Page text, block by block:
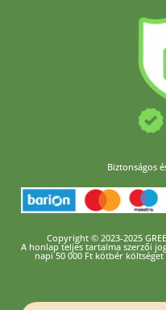
Biztonságos
Copyright © 2023-2025
A honlap teljes tartalma szerzői
napi 50 000 Ft kötbér